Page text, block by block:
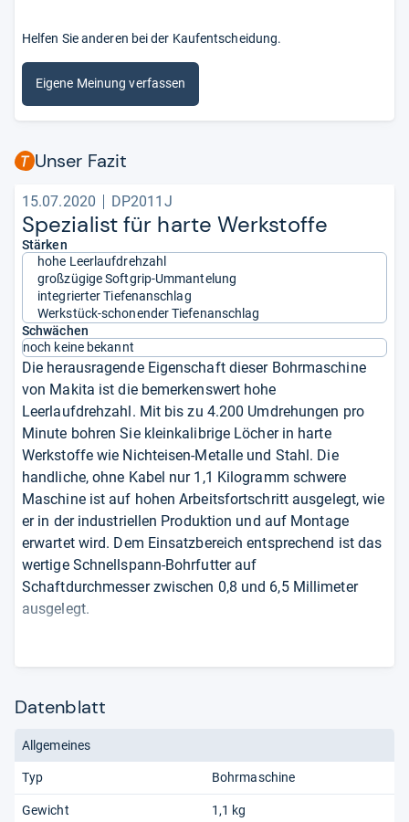
Helfen Sie anderen bei der Kaufentscheidung.
Eigene Meinung verfassen
Unser Fazit
15.07.2020 DP2011J
Spe­zia­list für harte Werk­stoffe
Stärken
hohe Leerlaufdrehzahl
großzügige Softgrip-Ummantelung
integrierter Tiefenanschlag
Werkstück-schonender Tiefenanschlag
Schwächen
noch keine bekannt
Die herausragende Eigenschaft dieser Bohrmaschine
von Makita ist die bemerkenswert hohe
Leerlaufdrehzahl. Mit bis zu 4.200 Umdrehungen pro
Minute bohren Sie kleinkalibrige Löcher in harte
Werkstoffe wie Nichteisen-Metalle und Stahl. Die
handliche, ohne Kabel nur 1,1 Kilogramm schwere
Maschine ist auf hohen Arbeitsfortschritt ausgelegt, wie
er in der industriellen Produktion und auf Montage
erwartet wird. Dem Einsatzbereich entsprechend ist das
wertige Schnellspann-Bohrfutter auf
Schaftdurchmesser zwischen 0,8 und 6,5 Millimeter
ausgelegt.
robuste Knickschutz-Tülle sorgen. Sicherer Halt
während der Arbeit wird durch die großzügigen und
durchdacht platzierten Softgrip-Einlagen erreicht.
Andreas Sackmann
Datenblatt
Allgemeines
Typ Bohrmaschine
Gewicht 1,1 kg